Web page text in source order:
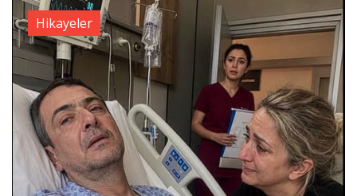
Hikayeler